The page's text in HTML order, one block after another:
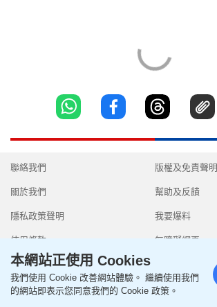
聯絡我們
關於我們
隱私政策聲明
使用條款
版權及免責聲明
幫助及反饋
我要爆料
無障礙網頁
Copyright © 2026 SingTao Ltd.All rights reserved.
本網站正使用 Cookies
我們使用 Cookie 改善網站體驗。 繼續使用我們
的網站即表示您同意我們的 Cookie 政策。